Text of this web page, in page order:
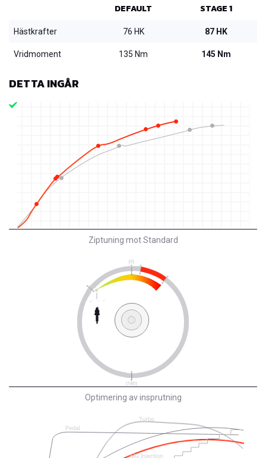
DEFAULT STAGE 1
Hästkrafter 76 HK 87 HK
Vridmoment 135 Nm 145 Nm
DETTA INGÅR
Ziptuning mot Standard
Optimering av insprutning